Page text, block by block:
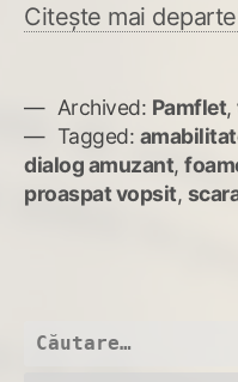
Citește mai
Archived: Pamflet,
Tagged:
dialog amuzant,
proaspat vopsit,
Caută